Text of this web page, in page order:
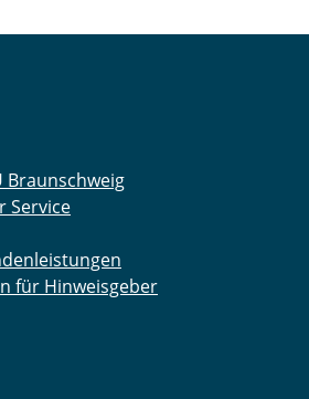
Braunschweig
Service
für Hinweisgeber